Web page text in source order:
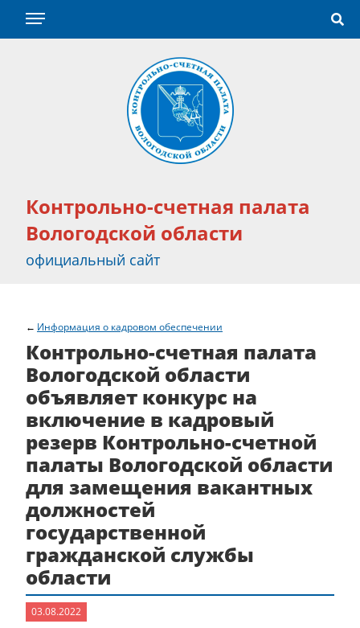
Контрольно-счетная палата
Вологодской области
официальный сайт
Информация о кадровом обеспечении
Контрольно-счетная палата
Вологодской области
объявляет конкурс на
включение в кадровый
резерв Контрольно-счетной
палаты Вологодской области
для замещения вакантных
должностей
государственной
гражданской службы
области
03.08.2022